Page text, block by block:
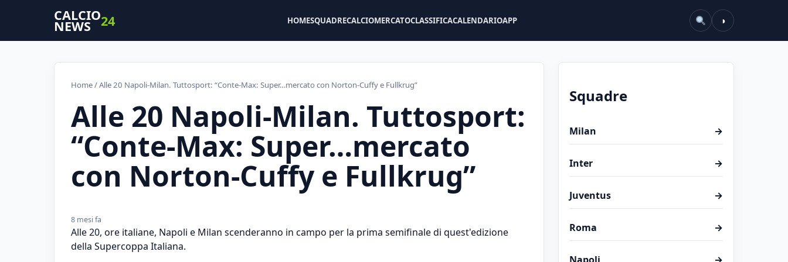
CALCIO
NEWS 24 HOMESQUADRECALCIOMERCATOCLASSIFICACALENDARIOAPP ◑
Home/ Alle 20 Napoli-Milan. Tuttosport: “Conte-Max: Super…mercato con Norton-Cuffy e Fullkrug”
Alle 20 Napoli-Milan. Tuttosport:
“Conte-Max: Super…mercato
con Norton-Cuffy e Fullkrug”
8 mesi fa
Alle 20, ore italiane, Napoli e Milan scenderanno in campo per la prima semifinale di quest'edizione
della Supercoppa Italiana.
Squadre
Milan →
Inter →
Juventus →
Roma →